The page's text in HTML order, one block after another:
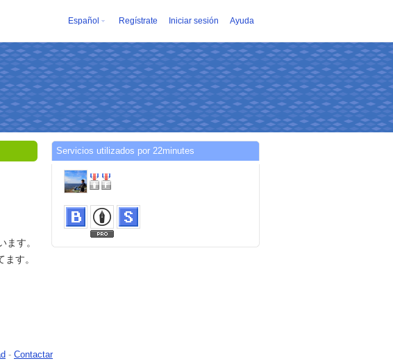
Español Regístrate Iniciar sesión Ayuda
す。
す。
Servicios utilizados por 22minutes
- Contactar